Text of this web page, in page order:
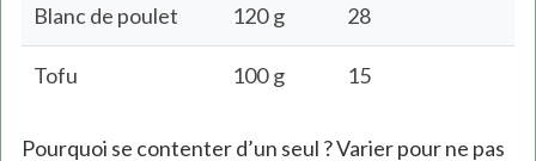
Blanc de poulet 120 g 28
Tofu 100 g 15
Pourquoi se contenter d’un seul ? Varier pour ne pas